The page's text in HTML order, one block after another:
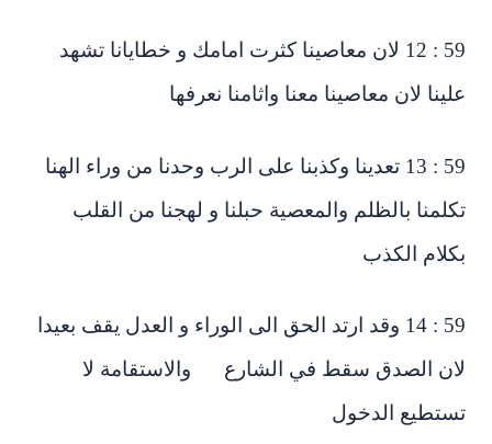
59 : 12 لان معاصينا كثرت امامك و خطايانا تشهد
لان معاصينا معنا واثامنا نعرفها
59 : 13 تعدينا وكذبنا على الرب وحدنا من وراء الهنا
بالظلم والمعصية حبلنا و لهجنا من القلب
الكذب
59 : 14 وقد ارتد الحق الى الوراء و العدل يقف بعيدا
الصدق سقط في الشارع والاستقامة لا
الدخول